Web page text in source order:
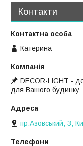
Контакти
Катерина
DECOR-LIGHT -
для Вашого будинку
пр.Азовський, 3,